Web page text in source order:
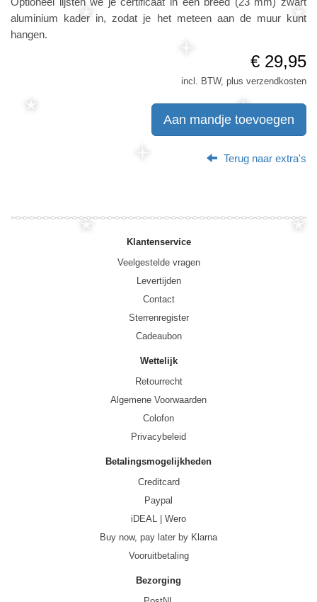
aluminium kader in, zodat je het meteen aan de muur kunt
hangen.
€ 29,95
incl. BTW, plus verzendkosten
Aan mandje toevoegen
Terug naar extra's
Klantenservice
Veelgestelde vragen
Levertijden
Contact
Sterrenregister
Cadeaubon
Wettelijk
Retourrecht
Algemene Voorwaarden
Colofon
Privacybeleid
Betalingsmogelijkheden
Creditcard
Paypal
iDEAL | Wero
Buy now, pay later by Klarna
Vooruitbetaling
Bezorging